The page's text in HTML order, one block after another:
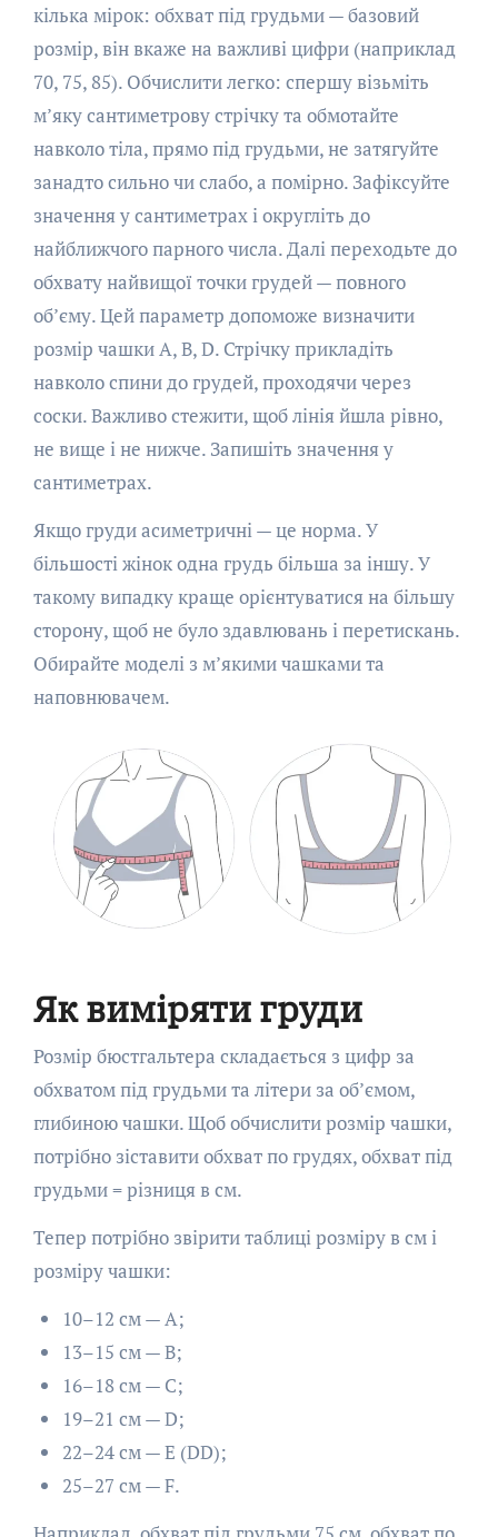
кілька мірок: обхват під грудьми — базовий
розмір, він вкаже на важливі цифри (наприклад
70, 75, 85). Обчислити легко: спершу візьміть
м’яку сантиметрову стрічку та обмотайте
навколо тіла, прямо під грудьми, не затягуйте
занадто сильно чи слабо, а помірно. Зафіксуйте
значення у сантиметрах і округліть до
найближчого парного числа. Далі переходьте до
обхвату найвищої точки грудей — повного
об’єму. Цей параметр допоможе визначити
розмір чашки A, B, D. Стрічку прикладіть
навколо спини до грудей, проходячи через
соски. Важливо стежити, щоб лінія йшла рівно,
не вище і не нижче. Запишіть значення у
сантиметрах.
Якщо груди асиметричні — це норма. У
більшості жінок одна грудь більша за іншу. У
такому випадку краще орієнтуватися на більшу
сторону, щоб не було здавлювань і перетискань.
Обирайте моделі з м’якими чашками та
наповнювачем.
Як виміряти груди
Розмір бюстгальтера складається з цифр за
обхватом під грудьми та літери за об’ємом,
глибиною чашки. Щоб обчислити розмір чашки,
потрібно зіставити обхват по грудях, обхват під
грудьми = різниця в см.
Тепер потрібно звірити таблиці розміру в см і
розміру чашки:
10–12 см — А;
13–15 см — B;
16–18 см — C;
19–21 см — D;
22–24 см — E (DD);
25–27 см — F.